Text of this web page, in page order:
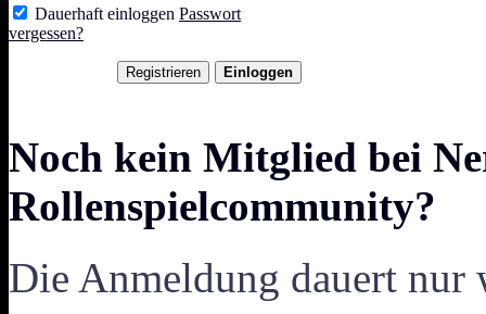
Dauerhaft einloggen Passwort
vergessen?
Noch kein Mitglied bei
Rollenspielcommunity?
Die Anmeldung dauert